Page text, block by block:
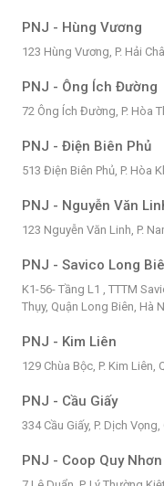
PNJ - Hùng Vương
123 Hùng Vương, P. Hải
PNJ - Ông Ích Đường
72 Ông Ích Đường, P. Hòa
PNJ - Điện Biên Phủ
513 Điện Biên Phủ, P. Hòa
PNJ - Nguyễn Văn
123 Nguyễn Văn Linh, P.
PNJ - Savico Long
K1-56- Tầng L1 , TTTM
Thụy, Quận Long Biên, Hà
PNJ - Kim Liên
129 Chùa Bộc, P. Kim
PNJ - Cầu Giấy
334 Cầu Giấy, P. Dịch
PNJ - Coop Quy Nhơn